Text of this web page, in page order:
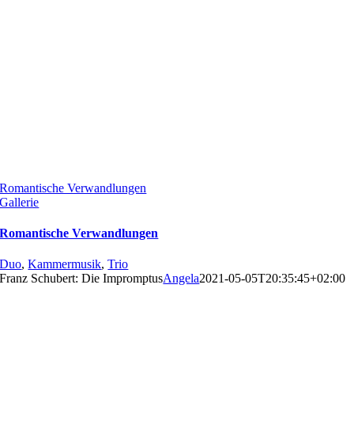
Romantische Verwandlungen
Gallerie
Romantische Verwandlungen
Duo,Kammermusik,Trio
Franz Schubert: Die ImpromptusAngela2021-05-05T20:35:45+02:00